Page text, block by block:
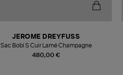
480,00 €
JEROME DREYFUSS
Sac Bobi S Cuir Lamé Champagne